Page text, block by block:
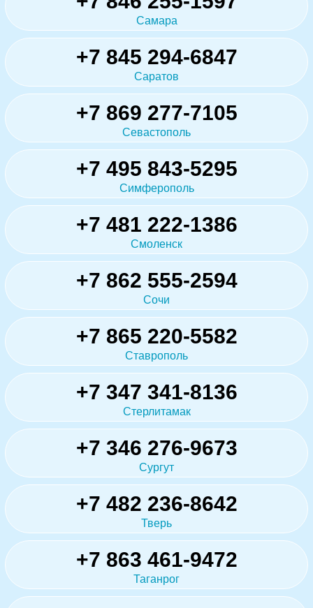
Самара
+7 845 294-6847
Саратов
+7 869 277-7105
Севастополь
+7 495 843-5295
Симферополь
+7 481 222-1386
Смоленск
+7 862 555-2594
Сочи
+7 865 220-5582
Ставрополь
+7 347 341-8136
Стерлитамак
+7 346 276-9673
Сургут
+7 482 236-8642
Тверь
+7 863 461-9472
Таганрог